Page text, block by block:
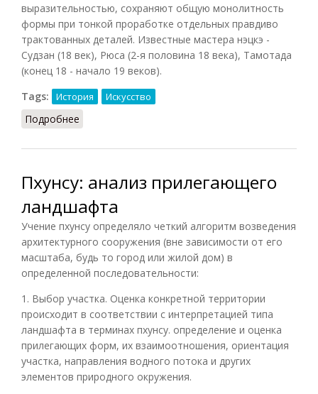
выразительностью, сохраняют общую монолитность
формы при тонкой проработке отдельных правдиво
трактованных деталей. Известные мастера нэцкэ -
Судзан (18 век), Рюса (2-я половина 18 века), Тамотада
(конец 18 - начало 19 веков).
Tags:
История Искусство
Подробнее
Пхунсу: анализ прилегающего
ландшафта
Учение пхунсу определяло четкий алгоритм возведения
архитектурного сооружения (вне зависимости от его
масштаба, будь то город или жилой дом) в
определенной последовательности:
1. Выбор участка. Оценка конкретной территории
происходит в соответствии с интерпретацией типа
ландшафта в терминах пхунсу. определение и оценка
прилегающих форм, их взаимоотношения, ориентация
участка, направления водного потока и других
элементов природного окружения.